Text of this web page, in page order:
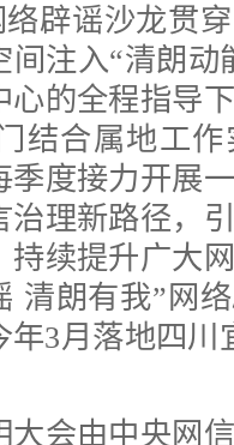
辟谣沙龙贯
间注入“清朗动
心的全程指导
结合属地工
季度接力开展
治理新路径，
持续提升广大
清朗有我”网
3月落地四川
会由中央网信